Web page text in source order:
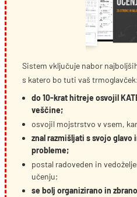
Sistem vključuje nabor
s katero bo tuti vaš trmoglavček:
do 10-krat hitreje osvojil
veščine;
osvojil mojstrstvo v vsem,
znal razmišljati s svojo glavo
probleme;
postal radoveden in
učenju;
se bolj organizirano in